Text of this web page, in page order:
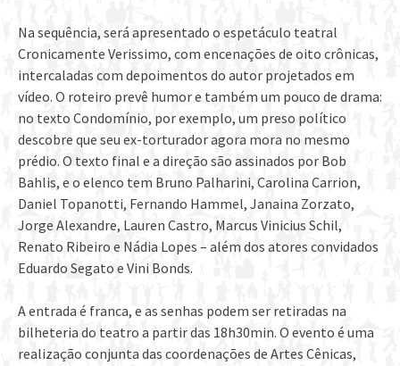
Na sequência, será apresentado o espetáculo teatral
Cronicamente Verissimo, com encenações de oito crônicas,
intercaladas com depoimentos do autor projetados em
vídeo. O roteiro prevê humor e também um pouco de drama:
no texto Condomínio, por exemplo, um preso político
descobre que seu ex-torturador agora mora no mesmo
prédio. O texto final e a direção são assinados por Bob
Bahlis, e o elenco tem Bruno Palharini, Carolina Carrion,
Daniel Topanotti, Fernando Hammel, Janaina Zorzato,
Jorge Alexandre, Lauren Castro, Marcus Vinicius Schil,
Renato Ribeiro e Nádia Lopes – além dos atores convidados
Eduardo Segato e Vini Bonds.
A entrada é franca, e as senhas podem ser retiradas na
bilheteria do teatro a partir das 18h30min. O evento é uma
realização conjunta das coordenações de Artes Cênicas,